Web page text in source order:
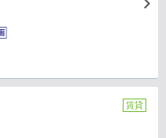
賃貸